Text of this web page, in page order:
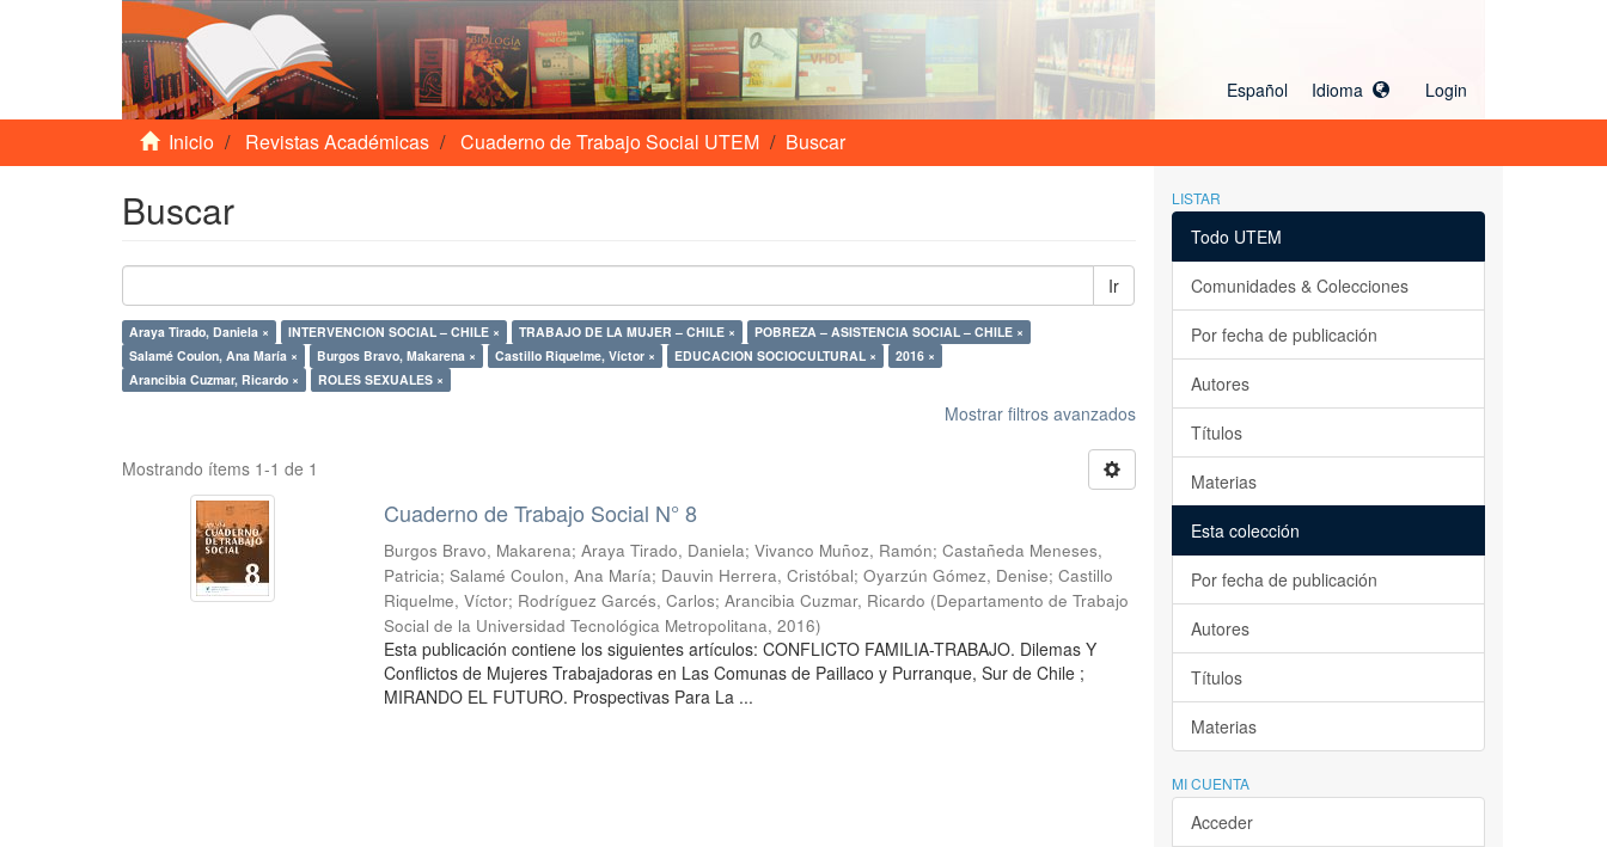
Español Idioma Login
Inicio Revistas Académicas Cuaderno de Trabajo Social UTEM Buscar
Buscar
Ir
Araya Tirado, Daniela × INTERVENCION SOCIAL – CHILE × TRABAJO DE LA MUJER – CHILE ×
POBREZA – ASISTENCIA SOCIAL – CHILE ×
Salamé Coulon, Ana María ×
Burgos Bravo, Makarena × Castillo Riquelme, Víctor × EDUCACION SOCIOCULTURAL ×
2016 ×
Arancibia Cuzmar, Ricardo ×
ROLES SEXUALES ×
Mostrar filtros avanzados
Mostrando ítems 1-1 de 1
Cuaderno de Trabajo Social N° 8
Burgos Bravo, Makarena;Araya Tirado, Daniela;Vivanco Muñoz, Ramón;Castañeda Meneses,
Patricia;Salamé Coulon, Ana María; Dauvin Herrera, Cristóbal;Oyarzún Gómez, Denise;Castillo
Riquelme, Víctor; Rodríguez Garcés, Carlos;Arancibia Cuzmar, Ricardo (Departamento de Trabajo
Social de la Universidad Tecnológica Metropolitana,2016)
Esta publicación contiene los siguientes artículos: CONFLICTO FAMILIA-TRABAJO. Dilemas Y
Conflictos de Mujeres Trabajadoras en Las Comunas de Paillaco y Purranque, Sur de Chile ;
MIRANDO EL FUTURO. Prospectivas Para La ...
LISTAR
Todo UTEM
Comunidades & Colecciones
Por fecha de publicación
Autores
Títulos
Materias
Esta colección
Por fecha de publicación
Autores
Títulos
Materias
MI CUENTA
Acceder